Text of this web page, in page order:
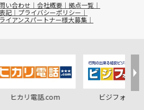
い合わせ 会社概要 拠点一覧
記 プライバシーポリシー
イアンスパートナー様大募集
ヒカリ電話.com ビジフォン